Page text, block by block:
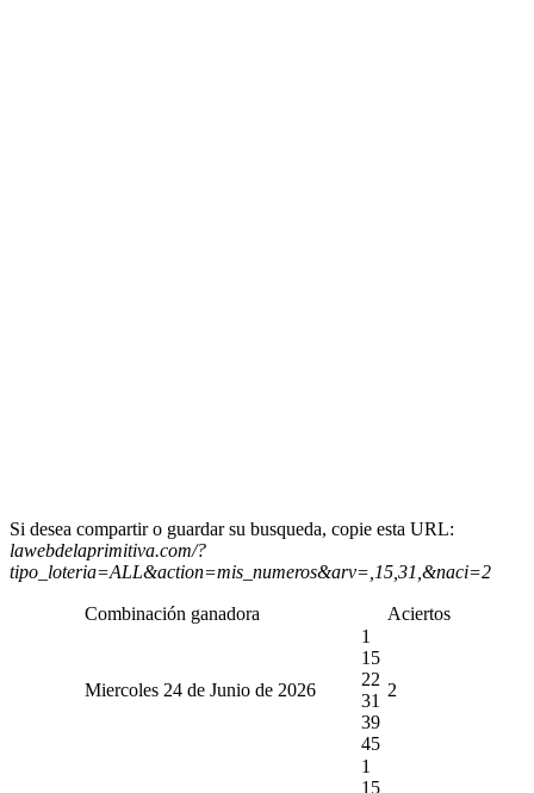
Si desea compartir o guardar su busqueda, copie esta URL:
lawebdelaprimitiva.com/?
tipo_loteria=ALL&action=mis_numeros&arv=,15,31,&naci=2
Combinación ganadora Aciertos
Miercoles 24 de Junio de 2026
1
15
22
31
39
45
2
1
15